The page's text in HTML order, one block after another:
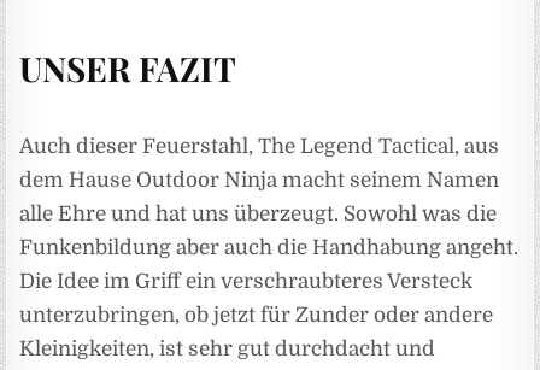
UNSER FAZIT
Auch dieser Feuerstahl, The Legend Tactical, aus
dem Hause Outdoor Ninja macht seinem Namen
alle Ehre und hat uns überzeugt. Sowohl was die
Funkenbildung aber auch die Handhabung angeht.
Die Idee im Griff ein verschraubteres Versteck
unterzubringen, ob jetzt für Zunder oder andere
Kleinigkeiten, ist sehr gut durchdacht und